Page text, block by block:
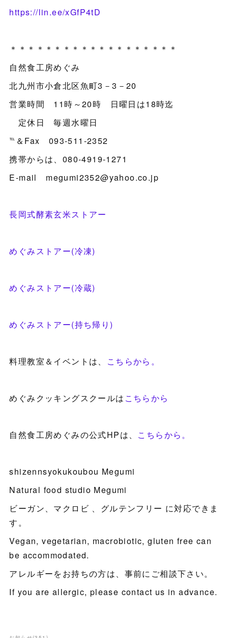
https://lin.ee/xGfP4tD
＊＊＊＊＊＊＊＊＊＊＊＊＊＊＊＊＊＊＊
自然食工房めぐみ
北九州市小倉北区魚町3－3－20
営業時間 11時～20時 日曜日は18時迄
定休日 毎週水曜日
℡＆Fax 093-511-2352
携帯からは、080-4919-1271
E-mail megumi2352@yahoo.co.jp
長岡式酵素玄米ストアー
めぐみストアー(冷凍)
めぐみストアー(冷蔵)
めぐみストアー(持ち帰り)
料理教室＆イベントは、 こちらから。
めぐみクッキングスクールは こちらから
自然食工房めぐみの公式HPは、 こちらから。
shizennsyokukoubou Megumi
Natural food studio Megumi
ビーガン、マクロビ 、グルテンフリー に対応できま
す。
Vegan, vegetarian, macrobiotic, gluten free can
be accommodated.
アレルギーをお持ちの方は、事前にご相談下さい。
If you are allergic, please contact us in advance.